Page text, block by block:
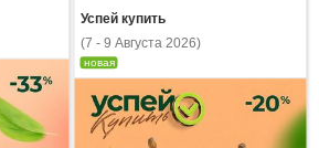
Успей купить
(7 - 9 Августа 2026)
новая